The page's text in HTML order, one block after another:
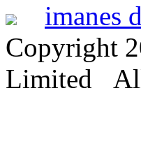
imanes
Copyright
Limited